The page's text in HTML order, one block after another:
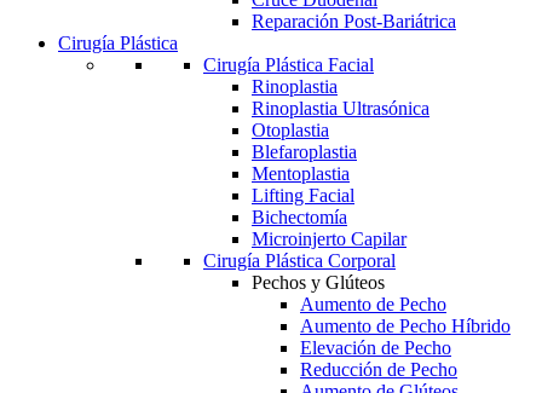
Reparación Post-Bariátrica
Cirugía Plástica
Cirugía Plástica Facial
Rinoplastia
Rinoplastia Ultrasónica
Otoplastia
Blefaroplastia
Mentoplastia
Lifting Facial
Bichectomía
Microinjerto Capilar
Cirugía Plástica Corporal
Pechos y Glúteos
Aumento de Pecho
Aumento de Pecho Híbrido
Elevación de Pecho
Reducción de Pecho